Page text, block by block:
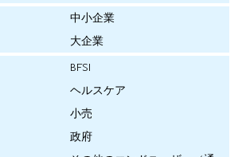
中小企業
大企業
BFSI
ヘルスケア
小売
政府